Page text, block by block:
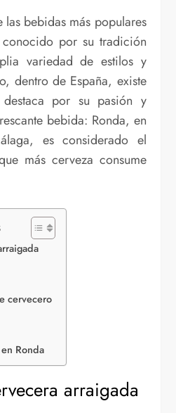
por su tradición
variedad de estilos y
dentro de España, existe
por su pasión y
bebida: Ronda, en
es considerado el
más cerveza consume
cervecero
Ronda
arraigada